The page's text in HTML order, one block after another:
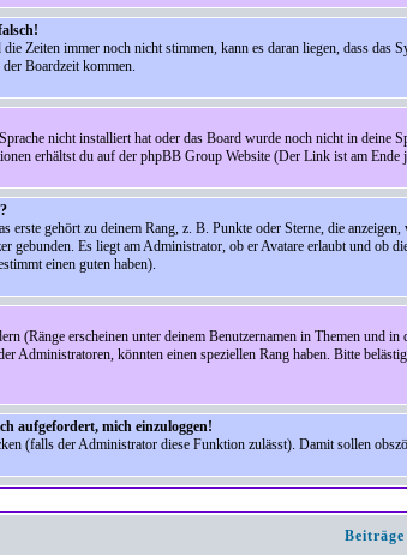
Zeiten immer noch nicht stimmen, kann es daran liegen, dass
Boardzeit kommen.
nicht installiert hat oder das Board wurde noch nicht in
erhältst du auf der phpBB Group Website (Der Link ist am Ende
erste gehört zu deinem Rang, z. B. Punkte oder Sterne, die
gebunden. Es liegt am Administrator, ob er Avatare erlaubt und
einen guten haben).
(Ränge erscheinen unter deinem Benutzernamen in Themen
Administratoren, könnten einen speziellen Rang haben. Bitte
aufgefordert, mich einzuloggen!
(falls der Administrator diese Funktion zulässt). Damit sollen